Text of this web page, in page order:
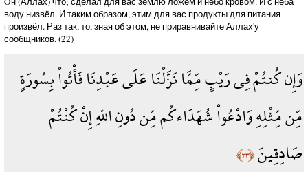
воду низвёл. И таким образом, этим для вас продукты для питания
произвёл. Раз так, то, зная об этом, не приравнивайте Аллах'у
сообщников. (22)
وَإِن كُنتُمْ فِي رَيْبٍ مِّمَّا نَزَّلْنَا عَلَى عَبْدِنَا فَأْتُواْ بِسُورَةٍ
مِّن مِّثْلِهِ وَادْعُواْ شُهَدَاءكُم مِّن دُونِ اللّهِ إِنْ كُنْتُمْ
صَادِقِينَ﴿٢٣﴾